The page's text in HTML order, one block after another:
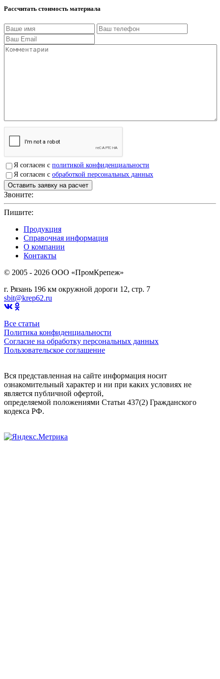
Рассчитать стоимость материала
Я согласен с политикой конфиденциальности
Я согласен с обработкой персональных данных
Звоните:
Пишите:
Продукция
Справочная информация
О компании
Контакты
© 2005 - 2026 OOO «ПромКрепеж»
г. Рязань 196 км окружной дороги 12, стр. 7
sbit@krep62.ru
Все статьи
Политика конфиденциальности
Согласие на обработку персональных данных
Пользовательское соглашение
Вся представленная на сайте информация носит
ознакомительный характер и ни при каких условиях не
является публичной офертой,
определяемой положениями Статьи 437(2) Гражданского
кодекса РФ.